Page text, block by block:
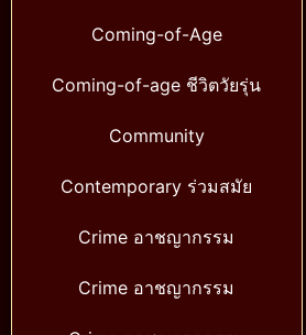
Coming-of-Age
Coming-of-age ชีวิตวัยรุ่น
Community
Contemporary ร่วมสมัย
Crime อาชญากรรม
Crime อาชญากรรม